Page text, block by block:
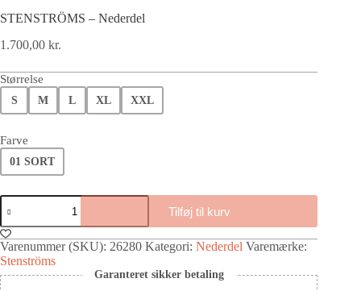
STENSTRÖMS – Nederdel
1.700,00 kr.
Størrelse
S M L XL XXL
Farve
01 SORT
Tilføj til kurv
Varenummer (SKU): 26280 Kategori: Nederdel Varemærke:
Stenströms
Garanteret sikker betaling